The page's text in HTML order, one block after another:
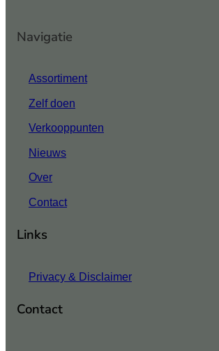
Navigatie
Assortiment
Zelf doen
Verkooppunten
Nieuws
Over
Contact
Links
Privacy & Disclaimer
Contact